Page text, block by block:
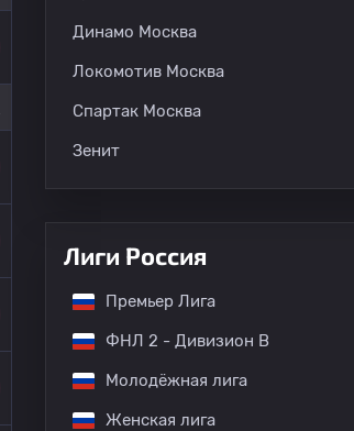
Динамо Москва
Локомотив Москва
Спартак Москва
Зенит
Лиги Россия
Премьер Лига
ФНЛ 2 - Дивизион B
Молодёжная лига
Женская лига